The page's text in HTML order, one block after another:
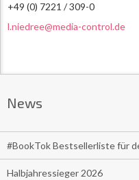
+49 (0) 7221 / 309-0
l.niedree@media-control.de
News
#BookTok Bestsellerliste für
Halbjahressieger 2026